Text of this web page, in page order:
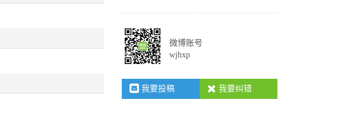
微博账号
wjhxp
我要投稿 我要纠错